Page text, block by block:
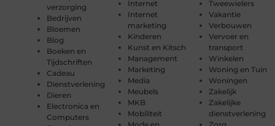
verzorging
Bedrijven
Bloemen
Blog
Boeken en
Tijdschriften
Cadeau
Dienstverlening
Dieren
Electronica en
Computers
Internet
Internet
marketing
Kinderen
Kunst en Kitsch
Management
Marketing
Media
Meubels
MKB
Mobiliteit
Tweewielers
Vakantie
Verbouwen
Vervoer en
transport
Winkelen
Woning en Tuin
Woningen
Zakelijk
Zakelijke
dienstverlening